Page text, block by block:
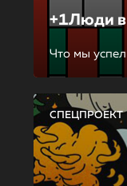
+1Люди в
Что мы
СПЕЦПРОЕКТ